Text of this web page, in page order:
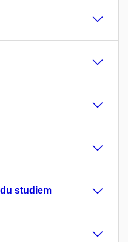
studiem